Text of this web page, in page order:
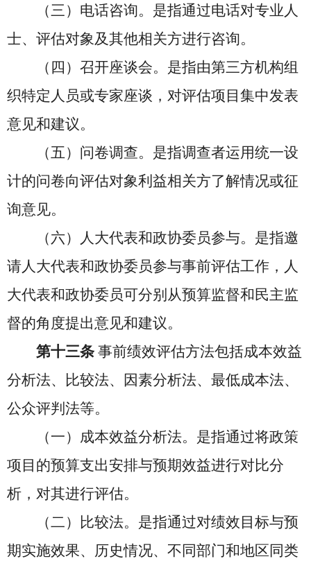
（三）电话咨询。是指通过电话对专业人
士、评估对象及其他相关方进行咨询。
（四）召开座谈会。是指由第三方机构组
织特定人员或专家座谈，对评估项目集中发表
意见和建议。
（五）问卷调查。是指调查者运用统一设
计的问卷向评估对象利益相关方了解情况或征
询意见。
（六）人大代表和政协委员参与。是指邀
请人大代表和政协委员参与事前评估工作，人
大代表和政协委员可分别从预算监督和民主监
督的角度提出意见和建议。
第十三条 事前绩效评估方法包括成本效益
分析法、比较法、因素分析法、最低成本法、
公众评判法等。
（一）成本效益分析法。是指通过将政策
项目的预算支出安排与预期效益进行对比分
析，对其进行评估。
（二）比较法。是指通过对绩效目标与预
期实施效果、历史情况、不同部门和地区同类